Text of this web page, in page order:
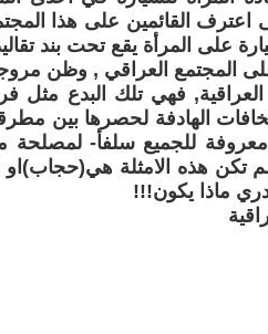
القائمين على هذا
على المرأة يقع تحت بند
المجتمع العراقي , وظن
العراقية, فهي تلك البدع
الهادفة لحصرها بين
معروفة للجميع سلفأ-
هذه الامثلة هي(حجاب)او
ماذا يكون!!!